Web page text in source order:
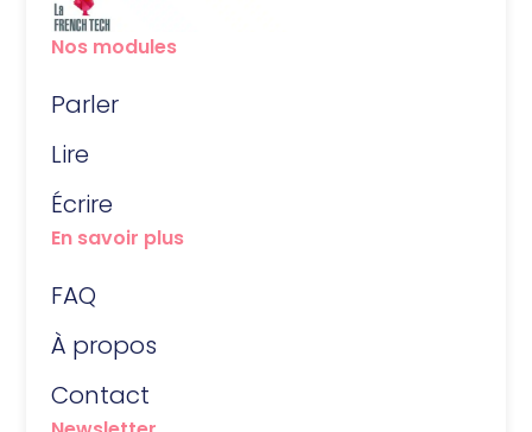
Nos modules
Parler
Lire
Écrire
En savoir plus
FAQ
À propos
Contact